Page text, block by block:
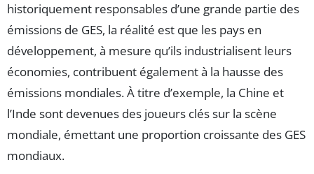
historiquement responsables d’une grande partie des
émissions de GES, la réalité est que les pays en
développement, à mesure qu’ils industrialisent leurs
économies, contribuent également à la hausse des
émissions mondiales. À titre d’exemple, la Chine et
l’Inde sont devenues des joueurs clés sur la scène
mondiale, émettant une proportion croissante des GES
mondiaux.